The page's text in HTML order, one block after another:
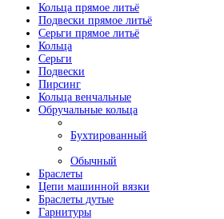
Кольца прямое литьё
Подвески прямое литьё
Серьги прямое литьё
Кольца
Серьги
Подвески
Пирсинг
Кольца венчальные
Обручальные кольца
Бухтированный
Обычный
Браслеты
Цепи машинной вязки
Браслеты дутые
Гарнитуры